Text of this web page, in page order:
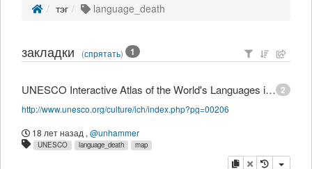
тэг language_death
закладки (спрятать) 1
2
UNESCO Interactive Atlas of the World's Languages in Danger
http://www.unesco.org/culture/ich/index.php?pg=00206
18 лет назад , @unhammer
UNESCO language_death map
копировать
удалить